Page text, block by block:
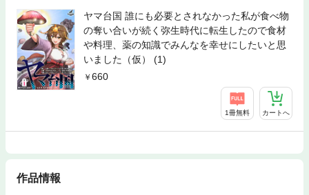
ヤマ台国 誰にも必要とされなかった私が食べ物
の奪い合いが続く弥生時代に転生したので食材
や料理、薬の知識でみんなを幸せにしたいと思
いました（仮） (1)
660
1冊無料 カートへ
作品情報